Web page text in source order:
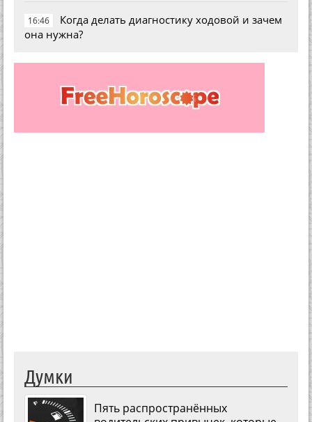
16:46
Когда делать диагностику ходовой и зачем
она нужна?
Думки
Пять распространённых